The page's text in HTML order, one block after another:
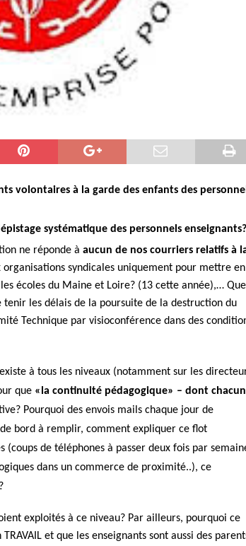
volontaires à la garde des enfants des
systématique des personnels enseignants?
ne réponde à aucun de nos courriers relatifs à
syndicales uniquement pour mettre en
écoles du Maine et Loire? (13 cette année),… Que
les délais de la poursuite de la destruction du
Technique par visioconférence dans des
à tous les niveaux (notamment sur les
que «la continuité pédagogique» – dont
Pourquoi des envois mails chaque jour de
bord à remplir, comment expliquer ce flot
de téléphones à passer deux fois par
dans un commerce de proximité..), ce
exploités à ce niveau? Par ailleurs, pourquoi ce
et que les enseignants sont aussi des